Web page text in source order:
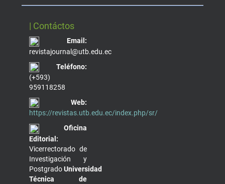
| Contáctos
Email:
revistajournal@utb.edu.ec
Teléfono:
(+593)
959118258
Web:
https://revistas.utb.edu.ec/index.php/sr/
Oficina
Editorial:
Vicerrectorado de
Investigación y
PostgradoUniversidad
Técnica de